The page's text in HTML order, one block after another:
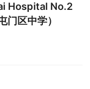
Hospital No.2
区中学）